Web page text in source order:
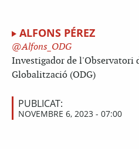
ALFONS PÉREZ
Alfons_ODG
Investigador de l'Observatori
Globalització (ODG)
PUBLICAT:
NOVEMBRE 6, 2023 - 07:00